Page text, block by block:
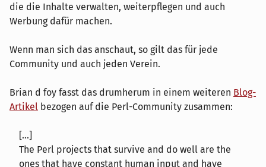
die die Inhalte verwalten, weiterpflegen und auch
Werbung dafür machen.
Wenn man sich das anschaut, so gilt das für jede
Community und auch jeden Verein.
Brian d foy fasst das drumherum in einem weiteren Blog-
Artikel bezogen auf die Perl-Community zusammen:
[...]
The Perl projects that survive and do well are the
ones that have constant human input and have